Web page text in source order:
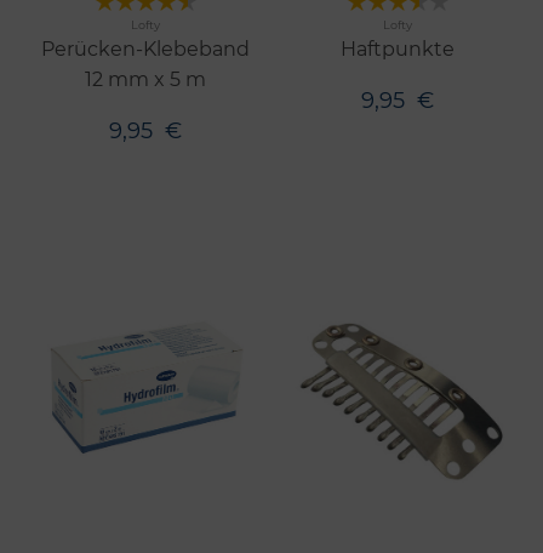
Merken
Lofty
Perücken-Klebeband
12 mm x 5 m
9,95 €
Merken
Lofty
Haftpunkte
9,95 €